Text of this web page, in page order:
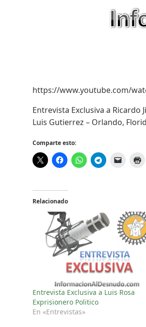
https://www.youtube.com/
Entrevista Exclusiva a
Luis Gutierrez – Orlando,
Comparte esto:
Relacionado
Entrevista Exclusiva a Luis Rosa
Exprisionero Politico
En «Entrevistas»